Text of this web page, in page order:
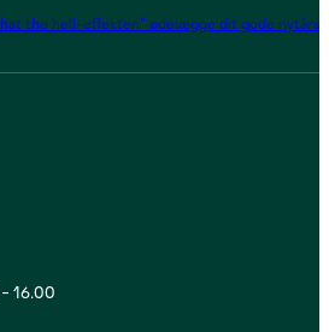
the hell-effekten” ødelægge dit gode
16.00